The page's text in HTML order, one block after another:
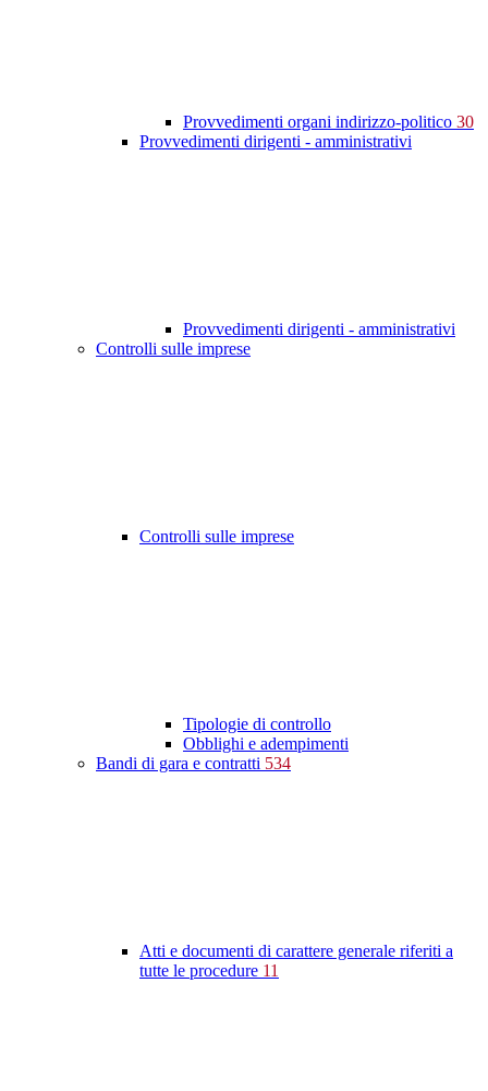
Provvedimenti organi indirizzo-politico 30
Provvedimenti dirigenti - amministrativi
Provvedimenti dirigenti - amministrativi
Controlli sulle imprese
Controlli sulle imprese
Tipologie di controllo
Obblighi e adempimenti
Bandi di gara e contratti 534
Atti e documenti di carattere generale riferiti a
tutte le procedure 11